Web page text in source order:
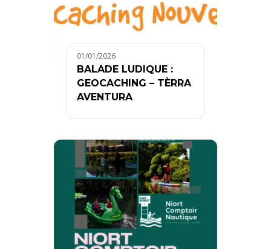
01/01/2026
BALADE LUDIQUE :
GEOCACHING – TÈRRA
AVENTURA